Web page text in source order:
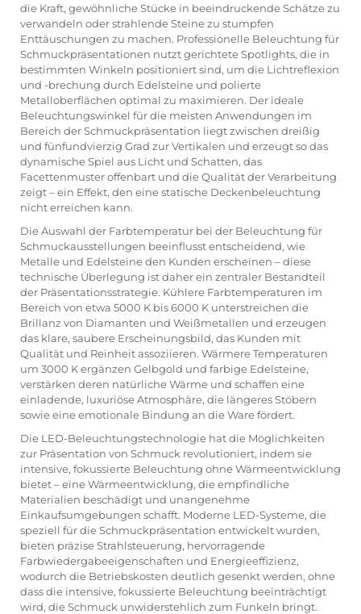
die Kraft, gewöhnliche Stücke in beeindruckende Schätze zu
verwandeln oder strahlende Steine zu stumpfen
Enttäuschungen zu machen. Professionelle Beleuchtung für
Schmuckpräsentationen nutzt gerichtete Spotlights, die in
bestimmten Winkeln positioniert sind, um die Lichtreflexion
und -brechung durch Edelsteine und polierte
Metalloberflächen optimal zu maximieren. Der ideale
Beleuchtungswinkel für die meisten Anwendungen im
Bereich der Schmuckpräsentation liegt zwischen dreißig
und fünfundvierzig Grad zur Vertikalen und erzeugt so das
dynamische Spiel aus Licht und Schatten, das
Facettenmuster offenbart und die Qualität der Verarbeitung
zeigt – ein Effekt, den eine statische Deckenbeleuchtung
nicht erreichen kann.
Die Auswahl der Farbtemperatur bei der Beleuchtung für
Schmuckausstellungen beeinflusst entscheidend, wie
Metalle und Edelsteine den Kunden erscheinen – diese
technische Überlegung ist daher ein zentraler Bestandteil
der Präsentationsstrategie. Kühlere Farbtemperaturen im
Bereich von etwa 5000 K bis 6000 K unterstreichen die
Brillanz von Diamanten und Weißmetallen und erzeugen
das klare, saubere Erscheinungsbild, das Kunden mit
Qualität und Reinheit assoziieren. Wärmere Temperaturen
um 3000 K ergänzen Gelbgold und farbige Edelsteine,
verstärken deren natürliche Wärme und schaffen eine
einladende, luxuriöse Atmosphäre, die längeres Stöbern
sowie eine emotionale Bindung an die Ware fördert.
Die LED-Beleuchtungstechnologie hat die Möglichkeiten
zur Präsentation von Schmuck revolutioniert, indem sie
intensive, fokussierte Beleuchtung ohne Wärmeentwicklung
bietet – eine Wärmeentwicklung, die empfindliche
Materialien beschädigt und unangenehme
Einkaufsumgebungen schafft. Moderne LED-Systeme, die
speziell für die Schmuckpräsentation entwickelt wurden,
bieten präzise Strahlsteuerung, hervorragende
Farbwiedergabeeigenschaften und Energieeffizienz,
wodurch die Betriebskosten deutlich gesenkt werden, ohne
dass die intensive, fokussierte Beleuchtung beeinträchtigt
wird, die Schmuck unwiderstehlich zum Funkeln bringt.